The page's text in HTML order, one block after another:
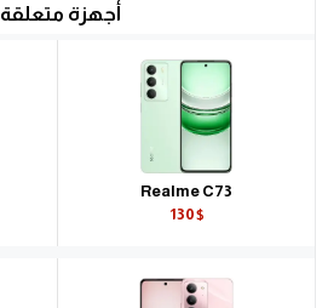
أجهزة متعلقة
Realme C73
130$